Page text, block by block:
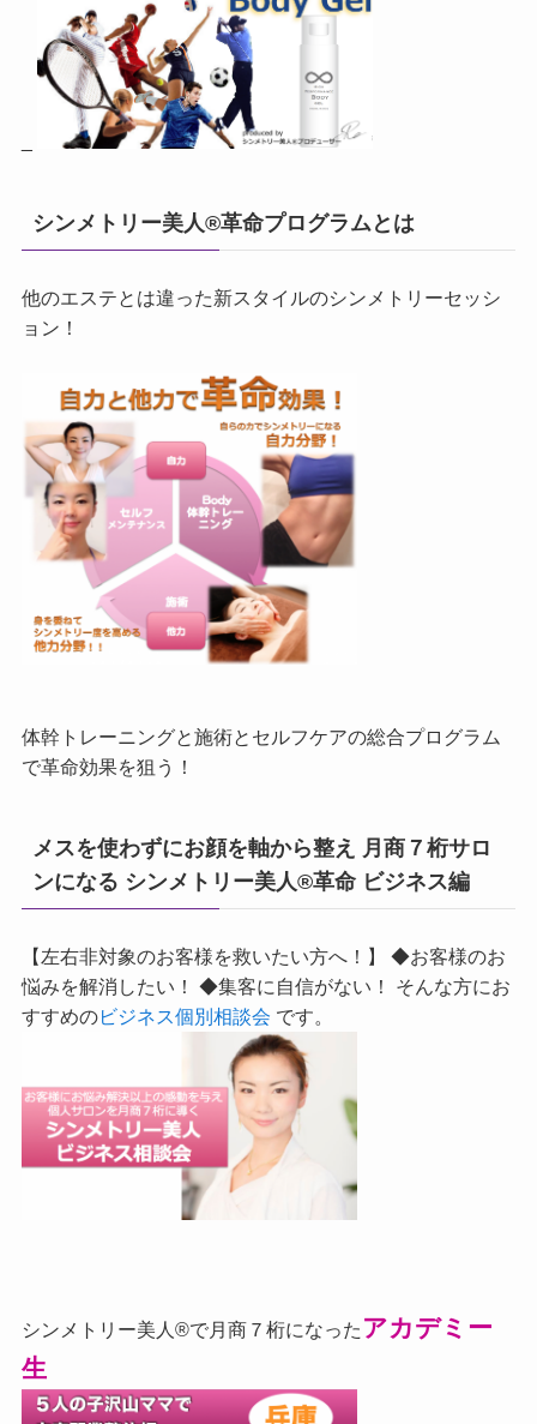
シンメトリー美人®革命プログラムとは
他のエステとは違った新スタイルのシンメトリーセッシ
ョン！
体幹トレーニングと施術とセルフケアの総合プログラム
で革命効果を狙う！
メスを使わずにお顔を軸から整え 月商７桁サロ
ンになる シンメトリー美人®革命 ビジネス編
【左右非対象のお客様を救いたい方へ！】 ◆お客様のお
悩みを解消したい！ ◆集客に自信がない！ そんな方にお
すすめのビジネス個別相談会 です。
シンメトリー美人®で月商７桁になった アカデミー
生